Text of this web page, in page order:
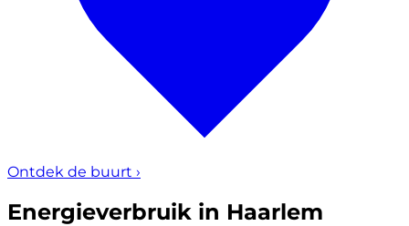
Ontdek de buurt ›
Energieverbruik in Haarlem